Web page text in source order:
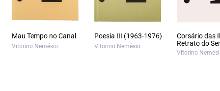
Mau Tempo no Canal
Vitorino Nemésio
Poesia III (1963-1976)
Vitorino Nemésio
Corsário das
Retrato do
Vitorino